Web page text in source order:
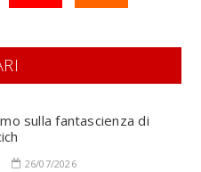
sulla fantascienza di
26/07/2026